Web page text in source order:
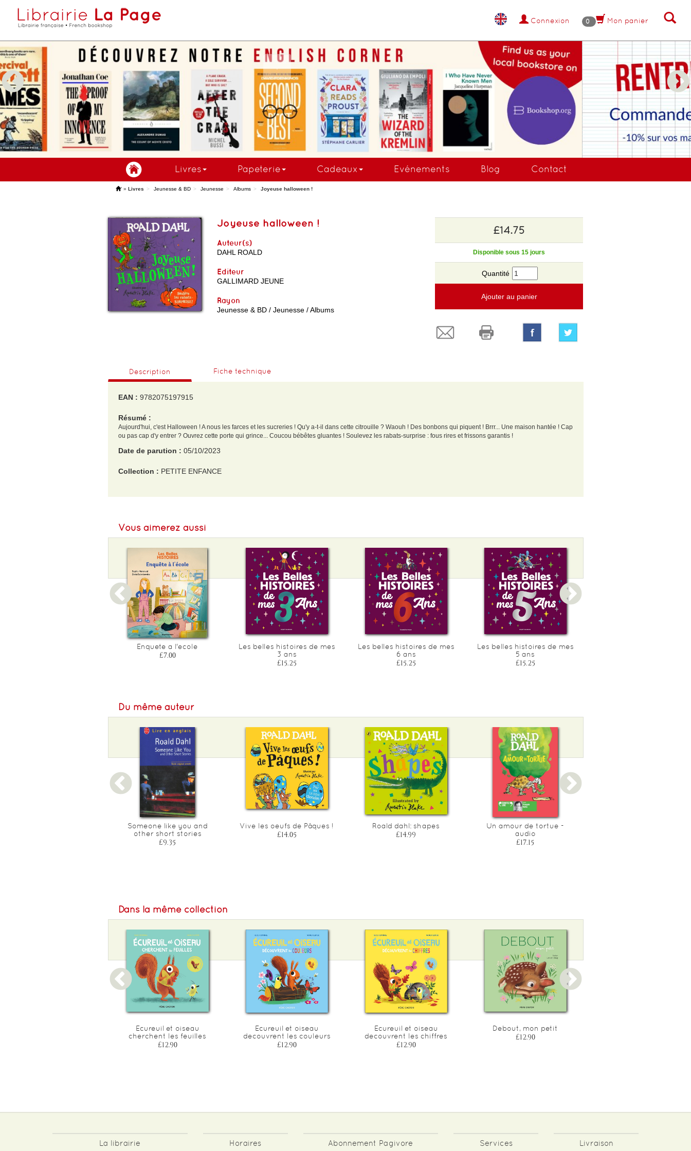
Connexion 0 Mon panier
Livres Papeterie Cadeaux Evénements Blog Contact
'» Livres Jeunesse & BD Jeunesse Albums Joyeuse halloween !
Joyeuse halloween !
Auteur(s)
DAHL ROALD
Editeur
GALLIMARD JEUNE
Rayon
Jeunesse & BD / Jeunesse / Albums
£14.75
Disponible sous 15 jours
Quantité
Ajouter au panier
Description Fiche technique
EAN : 9782075197915
Résumé :
Aujourd'hui, c'est Halloween ! A nous les farces et les sucreries ! Qu'y a-t-il dans cette citrouille ? Waouh ! Des bonbons qui piquent ! Brrr... Une maison hantée ! Cap
ou pas cap d'y entrer ? Ouvrez cette porte qui grince... Coucou bébêtes gluantes ! Soulevez les rabats-surprise : fous rires et frissons garantis !
Date de parution : 05/10/2023
Collection : PETITE ENFANCE
Vous aimerez aussi
Enquete a l'ecole
£7.00
Les belles histoires de mes
3 ans
£15.25
Les belles histoires de mes
6 ans
£15.25
Les belles histoires de mes
5 ans
£15.25
Du même auteur
Someone like you and
other short stories
£9.35
Vive les oeufs de Pâques !
£14.05
Roald dahl: shapes
£14.99
Un amour de tortue -
audio
£17.15
Dans la même collection
Ecureuil et oiseau
cherchent les feuilles
£12.90
Ecureuil et oiseau
decouvrent les couleurs
£12.90
Ecureuil et oiseau
decouvrent les chiffres
£12.90
Debout, mon petit
£12.90
La librairie Horaires Abonnement Pagivore Services Livraison